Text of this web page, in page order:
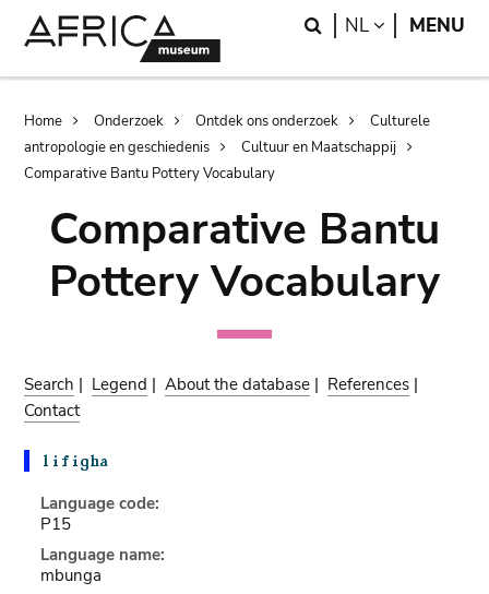
Search
NL LANGUAGE
MENU
Breadcrumb
Home Onderzoek Ontdek ons onderzoek
Culturele
antropologie en geschiedenis
Cultuur en Maatschappij
Comparative Bantu Pottery Vocabulary
Comparative Bantu
Pottery Vocabulary
Search | Legend |About the database | References |
Contact
Language code:
P15
Language name:
mbunga